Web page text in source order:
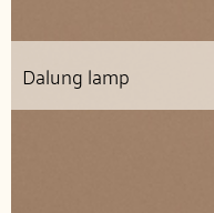
Dalung lamp